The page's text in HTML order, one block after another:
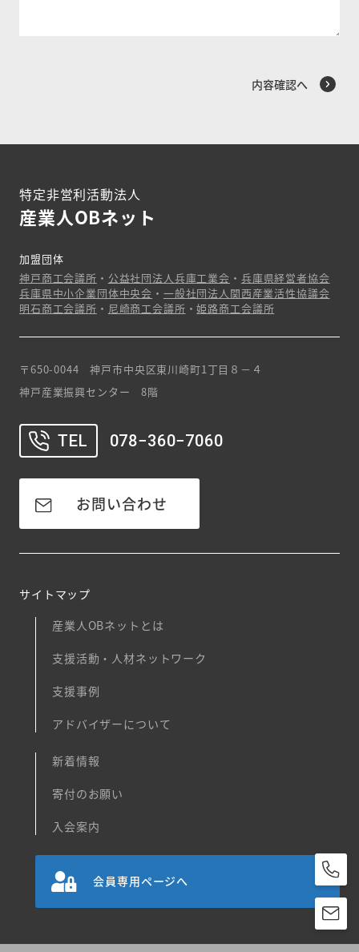
特定非営利活動法人
産業人OBネット
加盟団体
神戸商工会議所 ・ 公益社団法人兵庫工業会 ・ 兵庫県経営者協会
兵庫県中小企業団体中央会 ・ 一般社団法人関西産業活性協議会
明石商工会議所 ・ 尼崎商工会議所 ・姫路商工会議所
〒650-0044 神戸市中央区東川崎町1丁目８－４
神戸産業振興センター 8階
TEL 078−360−7060
お問い合わせ
サイトマップ
産業人OBネットとは
支援活動・人材ネットワーク
支援事例
アドバイザーについて
新着情報
寄付のお願い
入会案内
会員専用ページへ